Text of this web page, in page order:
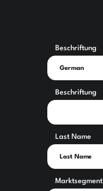
Beschriftung
Beschriftung
Last Name
Marktsegment